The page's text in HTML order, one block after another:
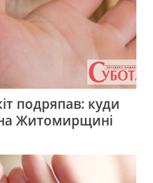
подряпав: куди
Житомирщині